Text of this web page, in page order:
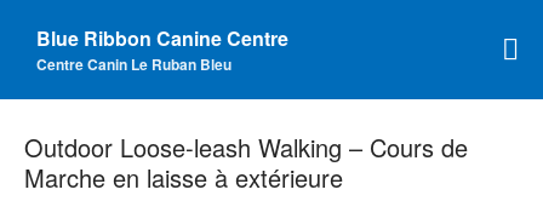
Training Services
Group Classes
Personalized Services
Blue Ribbon Canine Centre
Centre Canin Le Ruban Bleu
Outdoor Loose-leash Walking – Cours de
Marche en laisse à extérieure